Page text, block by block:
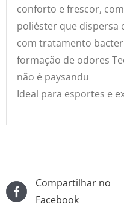
conforto e frescor,
poliéster que dispersa
com tratamento
formação de odores
não é paysandu
Ideal para esportes e
Compartilhar no
Facebook